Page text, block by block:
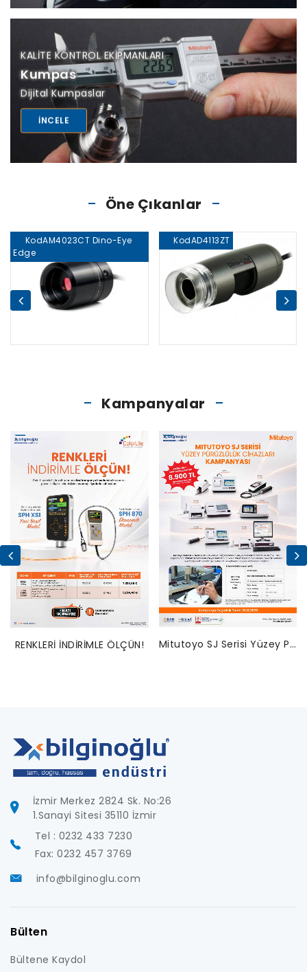
KALITE KONTROL EKIPMANLARI
Kumpas
Dijital Kumpaslar
INCELE
Öne Çıkanlar
KodAM4023CT Dino-Eye
Edge
KodAD4113ZT
Kampanyalar
RENKLERİ İNDİRİMLE ÖLÇÜN! Mitutoyo SJ Serisi Yüzey Pürüzlülük Cihazları Bakım Kampanyası
İzmir Merkez 2824 Sk. No:26
1.Sanayi Sitesi 35110 İzmir
Tel : 0232 433 7230
Fax: 0232 457 3769
info@bilginoglu.com
Bülten
Bültene Kaydol